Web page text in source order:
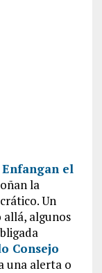
Enfangan el
la
Un
algunos
Consejo
una alerta o